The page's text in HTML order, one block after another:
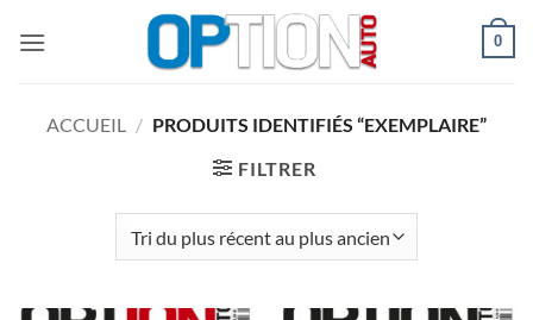
0
ACCUEIL / PRODUITS IDENTIFIÉS “EXEMPLAIRE”
FILTRER